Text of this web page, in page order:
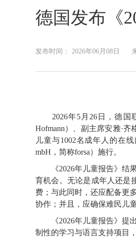
招聘信息
德国发布《
发布时间： 2026年06月08日
2026年5月26日，德国联
Hofmann）、副主席安雅·齐
儿童与1002名成年人的在线
mbH，简称forsa）施行。
《2026年儿童报告》结果
育机会。无论是成年人还是
费；与此同时，还应配备更
协作；并且，应确保难民儿
《2026年儿童报告》提出
制性的学习与语言支持项目